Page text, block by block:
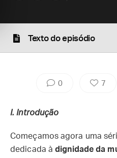
Texto do episódio
0 7
I. Introdução
Começamos agora uma
dedicada àdignidade da